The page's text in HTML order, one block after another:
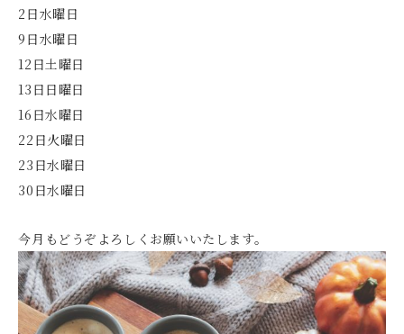
2日水曜日
9日水曜日
12日土曜日
13日日曜日
16日水曜日
22日火曜日
23日水曜日
30日水曜日
今月もどうぞよろしくお願いいたします。